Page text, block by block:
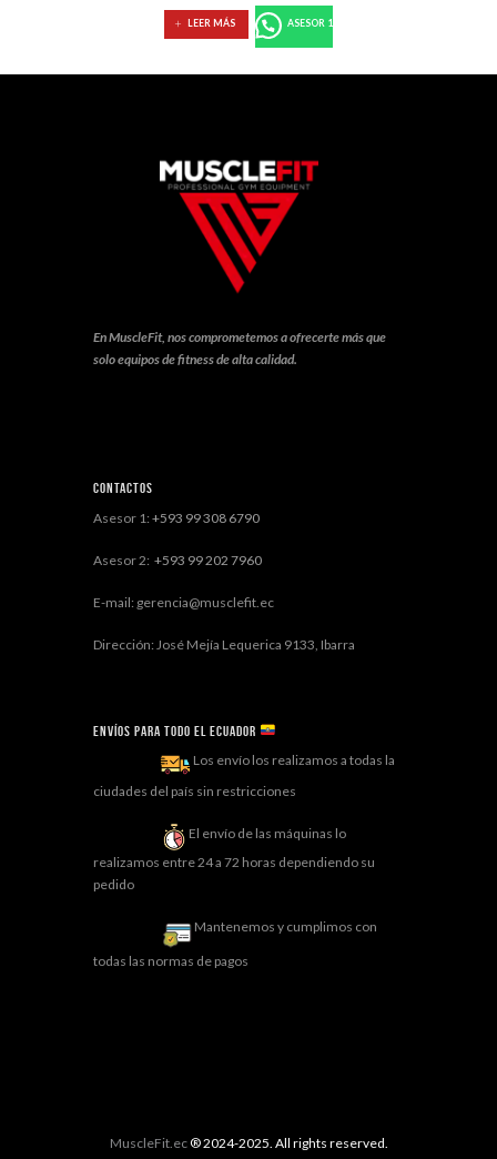
LEER MÁS ASESOR 1
En MuscleFit, nos comprometemos a ofrecerte más que
solo equipos de fitness de alta calidad.
Contactos
Asesor 1: +593 99 308 6790
Asesor 2: +593 99 202 7960
E-mail: gerencia@musclefit.ec
Dirección: José Mejía Lequerica 9133, Ibarra
Envíos para todo el ECUADOR
Los envío los realizamos a todas la
ciudades del país sin restricciones
El envío de las máquinas lo
realizamos entre 24 a 72 horas dependiendo su
pedido
Mantenemos y cumplimos con
todas las normas de pagos
MuscleFit.ec® 2024-2025. All rights reserved.